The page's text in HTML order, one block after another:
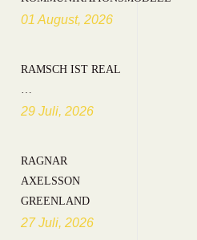
01 August, 2026
RAMSCH IST REAL
29 Juli, 2026
RAGNAR
AXELSSON
GREENLAND
27 Juli, 2026